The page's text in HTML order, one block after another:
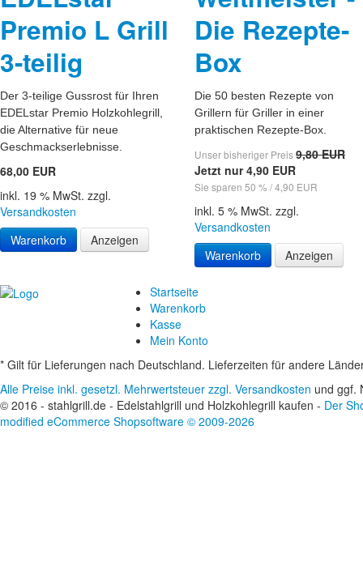
Premio L Grill
3-teilig
Der 3-teilige Gussrost für Ihren
EDELstar Premio Holzkohlegrill,
die Alternative für neue
Geschmackserlebnisse.
68,00 EUR
inkl. 19 % MwSt. zzgl.
Versandkosten
Warenkorb
Anzeigen
Die Rezepte-
Box
Die 50 besten Rezepte von
Grillern für Griller in einer
praktischen Rezepte-Box.
Unser bisheriger Preis9,80 EUR
Jetzt nur 4,90 EUR
Sie sparen 50 % / 4,90 EUR
inkl. 5 % MwSt. zzgl.
Versandkosten
Warenkorb
Anzeigen
Startseite
Warenkorb
Kasse
Mein Konto
* Gilt für Lieferungen nach Deutschland. Lieferzeiten für andere
Alle Preise inkl. gesetzl. Mehrwertsteuer zzgl. Versandkosten und ggf.
© 2016 - stahlgrill.de - Edelstahlgrill und Holzkohlegrill kaufen - Der
modified eCommerce Shopsoftware © 2009-2026